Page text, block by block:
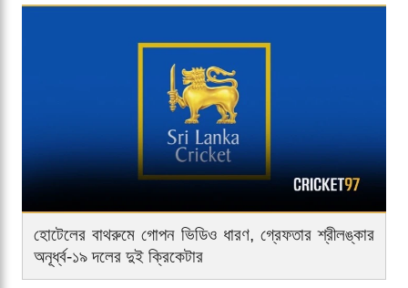
হোটেলের বাথরুমে গোপন ভিডিও ধারণ, গ্রেফতার শ্রীলঙ্কার
অনূর্ধ্ব-১৯ দলের দুই ক্রিকেটার